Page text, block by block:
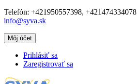
Telefón: +421950557398, +421474334078
info@syva.sk
Môj účet
Prihlásiť sa
Zaregistrovať sa